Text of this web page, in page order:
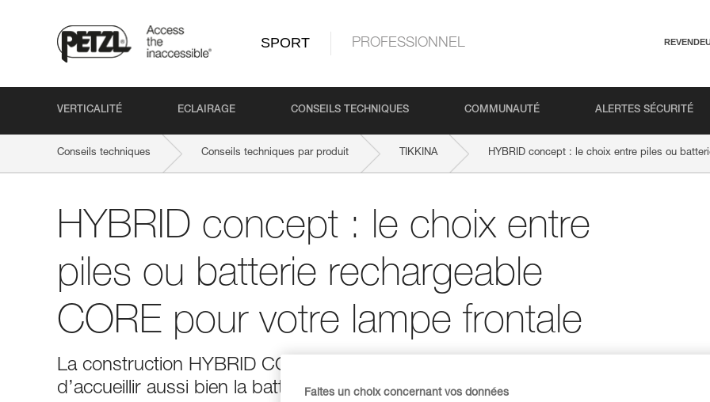
SPORT PROFESSIONNEL
VERTICALITÉ ECLAIRAGE CONSEILS TECHNIQUES COMMUNAUTÉ ALERTES SÉCURITÉ
Conseils techniques Conseils techniques par produit TIKKINA HYBRID concept : le choix entre piles ou
HYBRID concept : le choix entre
piles ou batterie rechargeable
CORE pour votre lampe frontale
La construction HYBRID CONCEPT permet aux lampes frontales Petzl HYBRID
d’accueillir aussi bien la batterie rechargeable CORE que 3 piles AAA/LR03, ceci
Faites un choix concernant vos données